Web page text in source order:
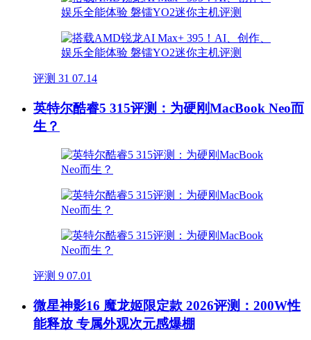
评测 31 07.14
英特尔酷睿5 315评测：为硬刚MacBook Neo而
生？
评测 9 07.01
微星神影16 魔龙姬限定款 2026评测：200W性
能释放 专属外观次元感爆棚